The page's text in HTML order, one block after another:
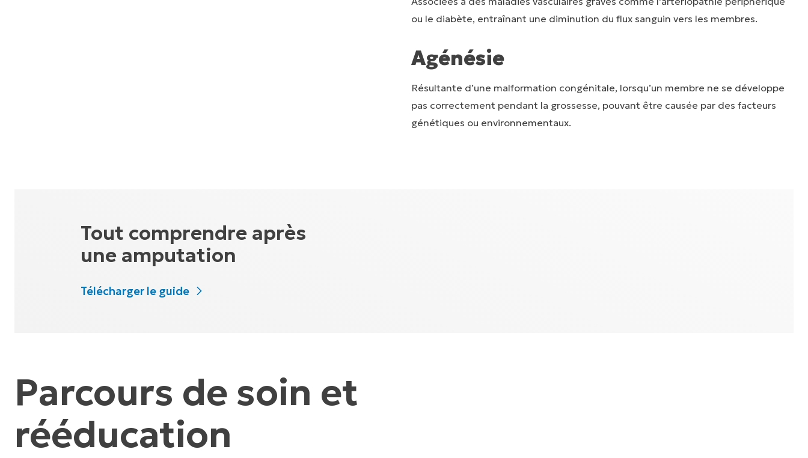
ou le diabète, entraînant une diminution du flux sanguin vers les membres.
Agénésie
Résultante d’une malformation congénitale, lorsqu’un membre ne se développe
pas correctement pendant la grossesse, pouvant être causée par des facteurs
génétiques ou environnementaux.
Tout comprendre après
une amputation
Télécharger le guide
Parcours de soin et
rééducation